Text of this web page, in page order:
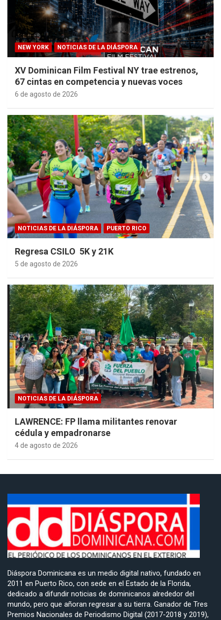
NEW YORK NOTICIAS DE LA DIÁSPORA
XV Dominican Film Festival NY trae estrenos,
67 cintas en competencia y nuevas voces
6 de agosto de 2026
NOTICIAS DE LA DIÁSPORA PUERTO RICO
Regresa CSILO 5K y 21K
5 de agosto de 2026
NOTICIAS DE LA DIÁSPORA
LAWRENCE: FP llama militantes renovar
cédula y empadronarse
4 de agosto de 2026
Diáspora Dominicana es un medio digital nativo, fundado en
2011 en Puerto Rico, con sede en el Estado de la Florida,
dedicado a difundir noticias de dominicanos alrededor del
mundo, pero que añoran regresar a su tierra. Ganador de Tres
Premios Nacionales de Periodismo Digital (2017-2018 y 2019),